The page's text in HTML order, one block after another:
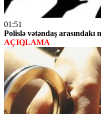
01:51
Polislə vətəndaş
AÇIQLAMA